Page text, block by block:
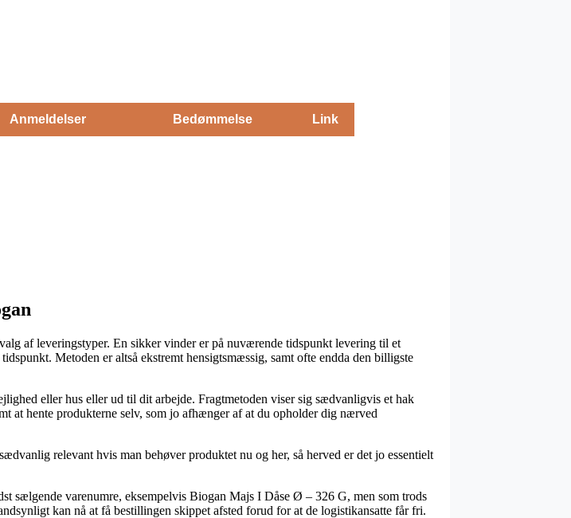
Anmeldelser Bedømmelse Link
af leveringstyper. En sikker vinder er på nuværende tidspunkt levering til et
Metoden er altså ekstremt hensigtsmæssig, samt ofte endda den billigste
eller hus eller ud til dit arbejde. Fragtmetoden viser sig sædvanligvis et hak
at hente produkterne selv, som jo afhænger af at du opholder dig nærved
relevant hvis man behøver produktet nu og her, så herved er det jo essentielt
sælgende varenumre, eksempelvis Biogan Majs I Dåse Ø – 326 G, men som trods
kan nå at få bestillingen skippet afsted forud for at de logistikansatte får fri.